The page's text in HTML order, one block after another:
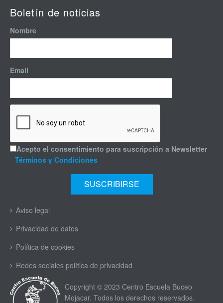
Boletín de noticias
Nombre
Email
Acepto el consentimiento para suscripción a Newsletter
Términos y Condiciones
Aviso legal
Privacidad de datos
Política de cookies
Redes sociales política de privacidad
Copyright © 2023 Centro Escuela Buceo
Mojacar. Todos los derechos reservados.